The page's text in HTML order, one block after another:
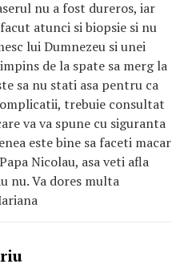
nu a fost dureros, iar
atunci si biopsie si nu
lui Dumnezeu si unei
de la spate sa merg la
sa nu stati asa pentru ca
trebuie consultat
va va spune cu siguranta
este bine sa faceti macar
Nicolau, asa veti afla
nu. Va dores multa